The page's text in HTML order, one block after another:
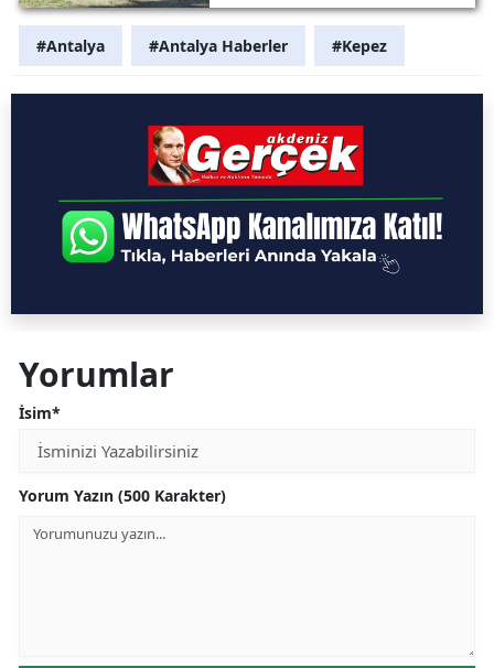
#Antalya #Antalya Haberler #Kepez
Yorumlar
İsim*
Yorum Yazın (500 Karakter)